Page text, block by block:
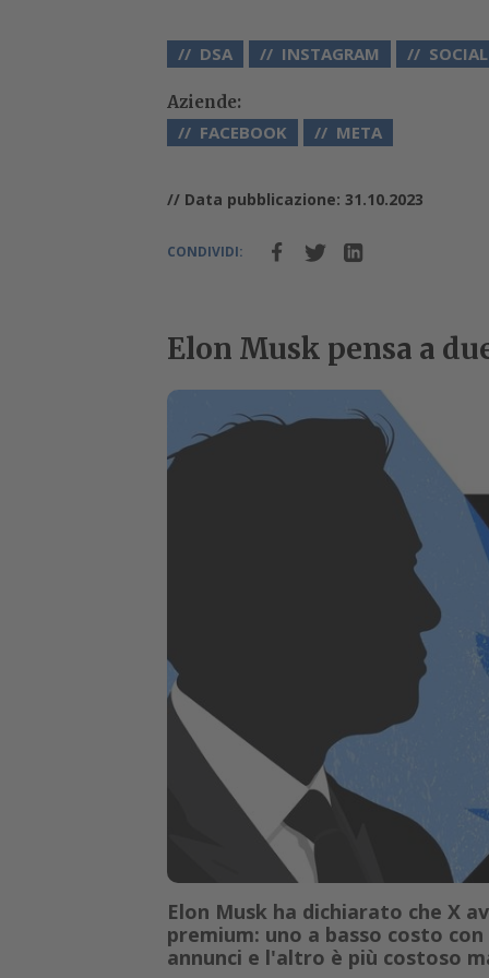
DSA INSTAGRAM
Aziende:
FACEBOOK META
// Data pubblicazione: 31.10.2023
CONDIVIDI:
Elon Musk pensa a
Elon Musk ha dichiarato che X
premium: uno a basso costo
annunci e l'altro è più costoso